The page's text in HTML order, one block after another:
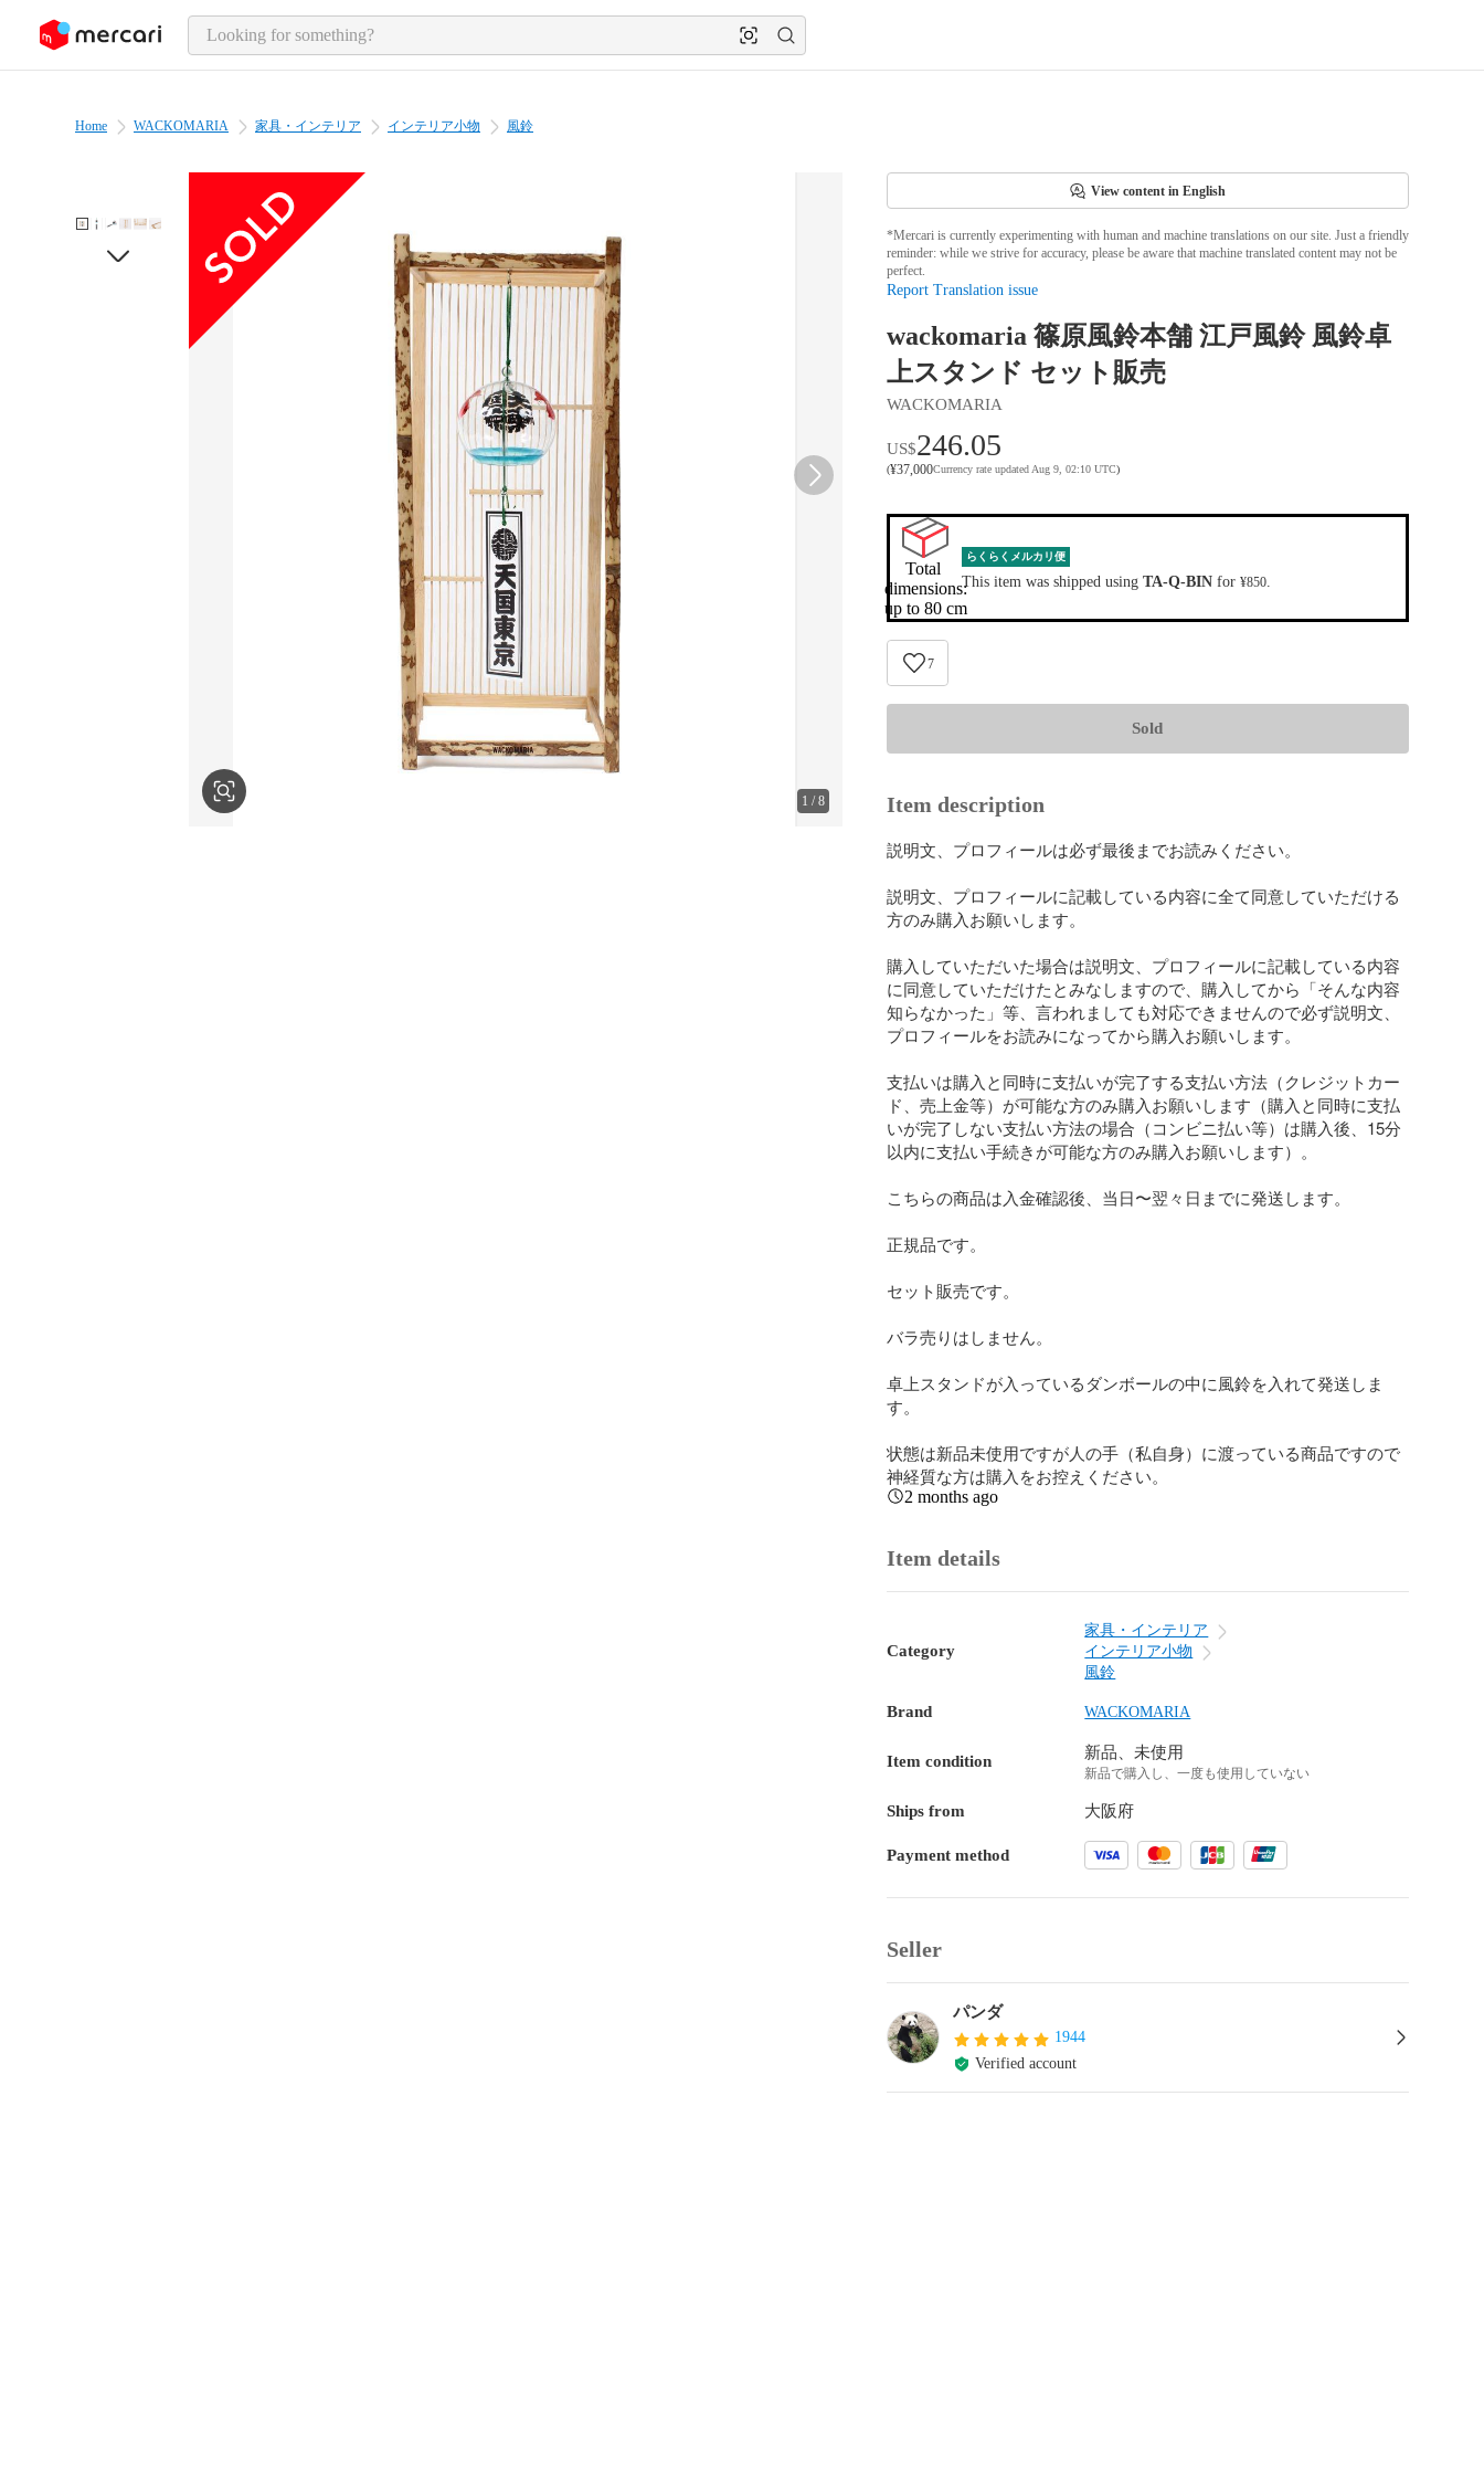
page content
Home WACKOMARIA 家具・インテリア インテリア小物 風鈴
1 /8
View content in English
*Mercari is currently experimenting with human and machine translations on our site. Just a friendly
reminder: while we strive for accuracy, please be aware that machine translated content may not be
perfect.
Report Translation issue
wackomaria 篠原風鈴本舗 江戸風鈴 風鈴卓
上スタンド セット販売
WACKOMARIA
US$246.05
(¥37,000Currency rate updated Aug 9, 02:10 UTC)
Total
dimensions:
up to 80 cm
らくらくメルカリ便
This item was shipped using TA-Q-BINfor ¥850.
7
Sold
Item description
説明文、プロフィールは必ず最後までお読みください。
説明文、プロフィールに記載している内容に全て同意していただける
方のみ購入お願いします。
購入していただいた場合は説明文、プロフィールに記載している内容
に同意していただけたとみなしますので、購入してから「そんな内容
知らなかった」等、言われましても対応できませんので必ず説明文、
プロフィールをお読みになってから購入お願いします。
支払いは購入と同時に支払いが完了する支払い方法（クレジットカー
ド、売上金等）が可能な方のみ購入お願いします（購入と同時に支払
いが完了しない支払い方法の場合（コンビニ払い等）は購入後、15分
以内に支払い手続きが可能な方のみ購入お願いします）。
こちらの商品は入金確認後、当日〜翌々日までに発送します。
正規品です。
セット販売です。
バラ売りはしません。
卓上スタンドが入っているダンボールの中に風鈴を入れて発送しま
す。
状態は新品未使用ですが人の手（私自身）に渡っている商品ですので
神経質な方は購入をお控えください。
2 months ago
Item details
Category
家具・インテリア
インテリア小物
風鈴
Brand WACKOMARIA
Item condition 新品、未使用
新品で購入し、一度も使用していない
Ships from 大阪府
Payment method
Seller
パンダ
1944
Verified account